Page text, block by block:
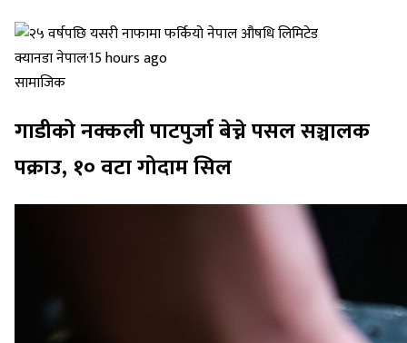
क्यानडा नेपाल·15 hours ago
सामाजिक
गाडीको नक्कली पाटपुर्जा बेच्ने पसल सञ्चालक
पक्राउ, १० वटा गोदाम सिल